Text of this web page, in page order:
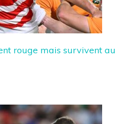
rouge mais survivent au